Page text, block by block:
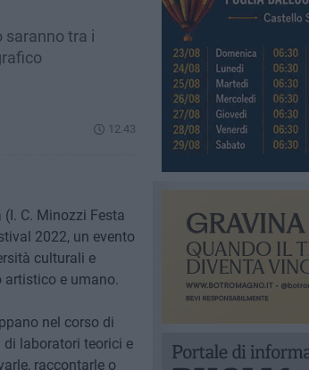
saranno tra i
12.43
C. Minozzi Festa
2022, un evento
culturali e
artistico e umano.
nel corso di
laboratori teorici e
raccontarle o